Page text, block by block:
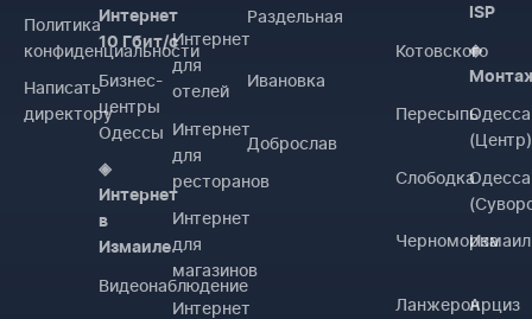
Политика
конфиденциальности
Написать
директору
Интернет
10 Гбит/с
Бизнес-
центры
Одессы
◈
Интернет
в
Измаиле
Видеонаблюдение
Интернет
для
отелей
Интернет
для
ресторанов
Интернет
для
магазинов
Интернет
Раздельная
Ивановка
Доброслав
Котовского
Пересыпь
Слободка
Черноморка
Ланжерон
ISP
◈
Одесса
(Центр)
Одесса
Измаил
Арциз